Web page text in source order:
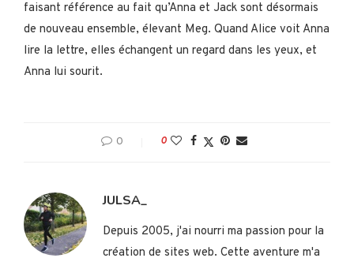
faisant référence au fait qu’Anna et Jack sont désormais
de nouveau ensemble, élevant Meg. Quand Alice voit Anna
lire la lettre, elles échangent un regard dans les yeux, et
Anna lui sourit.
0 0
JULSA_
Depuis 2005, j'ai nourri ma passion pour la
création de sites web. Cette aventure m'a